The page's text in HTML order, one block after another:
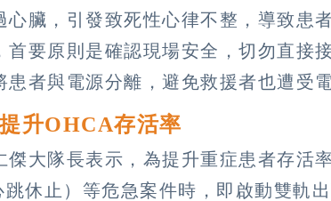
心臟，引發致死性心律不整，導致患
首要原則是確認現場安全，切勿直接
者與電源分離，避免救援者也遭受電
升OHCA存活率
傑大隊長表示，為提升重症患者存活
休止）等危急案件時，即啟動雙軌